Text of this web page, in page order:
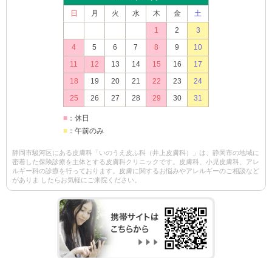
日 月 火 水 木 金
土
1
2
3
4
5 6 7 8 9
10
11
12 13 14 15 16
17
18
19 20 21 22 23
24
25
26 27 28 29 30 31
■ ：休日
■ ：午前のみ
静岡市駿河区にある皮膚科「いのうえ皮ふ科（井上皮膚科）」は、静岡市の地域に
密着した保険診療を主体とする皮膚科クリニックです。皮膚科、小児皮膚科、アレ
ルギー科の診療を行っております。皮膚に関するお悩みやアレルギーのご相談など
がありま したらお気軽にご来院ください。